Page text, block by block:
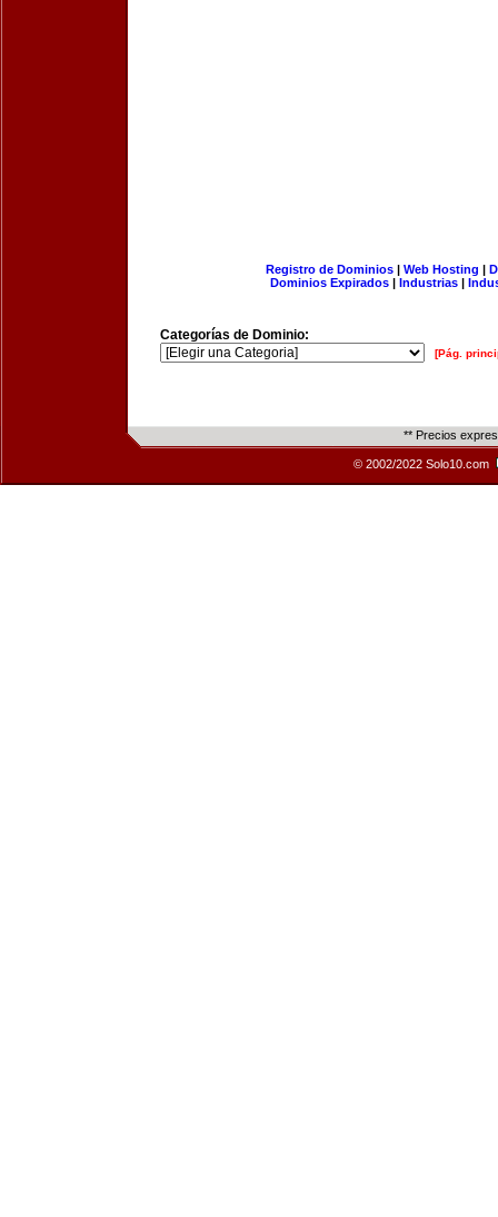
Registro de Dominios| Web Hosting |
Dominios Expirados | Industrias |
Categorías de Dominio:
[Pág.
** Precios
© 2002/2022 Solo10.com